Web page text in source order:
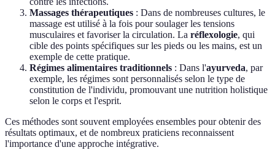
Massages thérapeutiques : Dans de nombreuses cultures, le
massage est utilisé à la fois pour soulager les tensions
musculaires et favoriser la circulation. La réflexologie, qui
cible des points spécifiques sur les pieds ou les mains, est un
exemple de cette pratique.
Régimes alimentaires traditionnels : Dans l'ayurveda, par
exemple, les régimes sont personnalisés selon le type de
constitution de l'individu, promouvant une nutrition holistique
selon le corps et l'esprit.
Ces méthodes sont souvent employées ensembles pour obtenir des
résultats optimaux, et de nombreux praticiens reconnaissent
l'importance d'une approche intégrative.